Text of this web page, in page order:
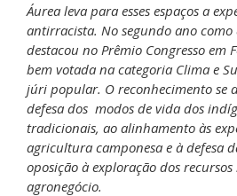
Áurea leva para esses espaços a
antirracista. No segundo ano como
destacou no Prêmio Congresso em
bem votada na categoria Clima e
júri popular. O reconhecimento se
defesa dos modos de vida dos
tradicionais, ao alinhamento às
agricultura camponesa e à defesa
oposição à exploração dos
agronegócio.